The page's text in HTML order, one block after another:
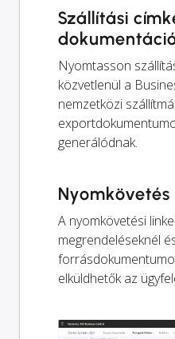
Szállítási
Nyomtasson
közvetlenül a
nemzetközi
generálódnak.
Nyomkövetés
A nyomkövetési
megrendeléseknél
elküldhetők az